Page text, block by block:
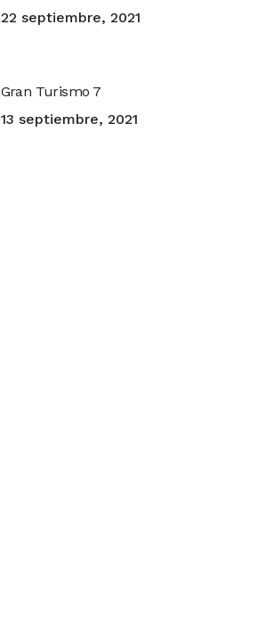
22 septiembre, 2021
Gran Turismo 7
13 septiembre, 2021